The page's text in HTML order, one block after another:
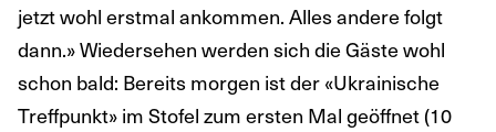
jetzt wohl erstmal ankommen. Alles andere folgt
dann.» Wiedersehen werden sich die Gäste wohl
schon bald: Bereits morgen ist der «Ukrainische
Treffpunkt» im Stofel zum ersten Mal geöffnet (10